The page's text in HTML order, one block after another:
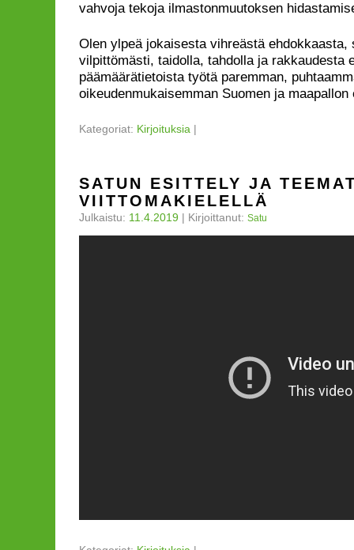
vahvoja tekoja ilmastonmuutoksen
Olen ylpeä jokaisesta vihreästä ehdokkaasta,
vilpittömästi, taidolla, tahdolla ja rakkaudesta
päämäärätietoista työtä paremman,
oikeudenmukaisemman Suomen ja maapallon
Kategoriat: Kirjoituksia |
SATUN ESITTELY JA
VIITTOMAKIELELLÄ
Julkaistu: 11.4.2019 | Kirjoittanut: Satu